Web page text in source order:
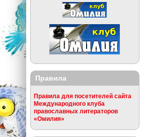
Правила
Правила для посетителей сайта
Международного клуба
православных литераторов
«Омилия»